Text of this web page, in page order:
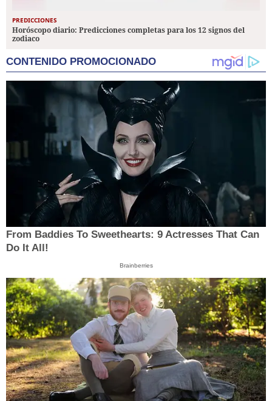
PREDICCIONES
Horóscopo diario: Predicciones completas para los 12 signos del
zodiaco
CONTENIDO PROMOCIONADO
From Baddies To Sweethearts: 9 Actresses That Can
Do It All!
Brainberries